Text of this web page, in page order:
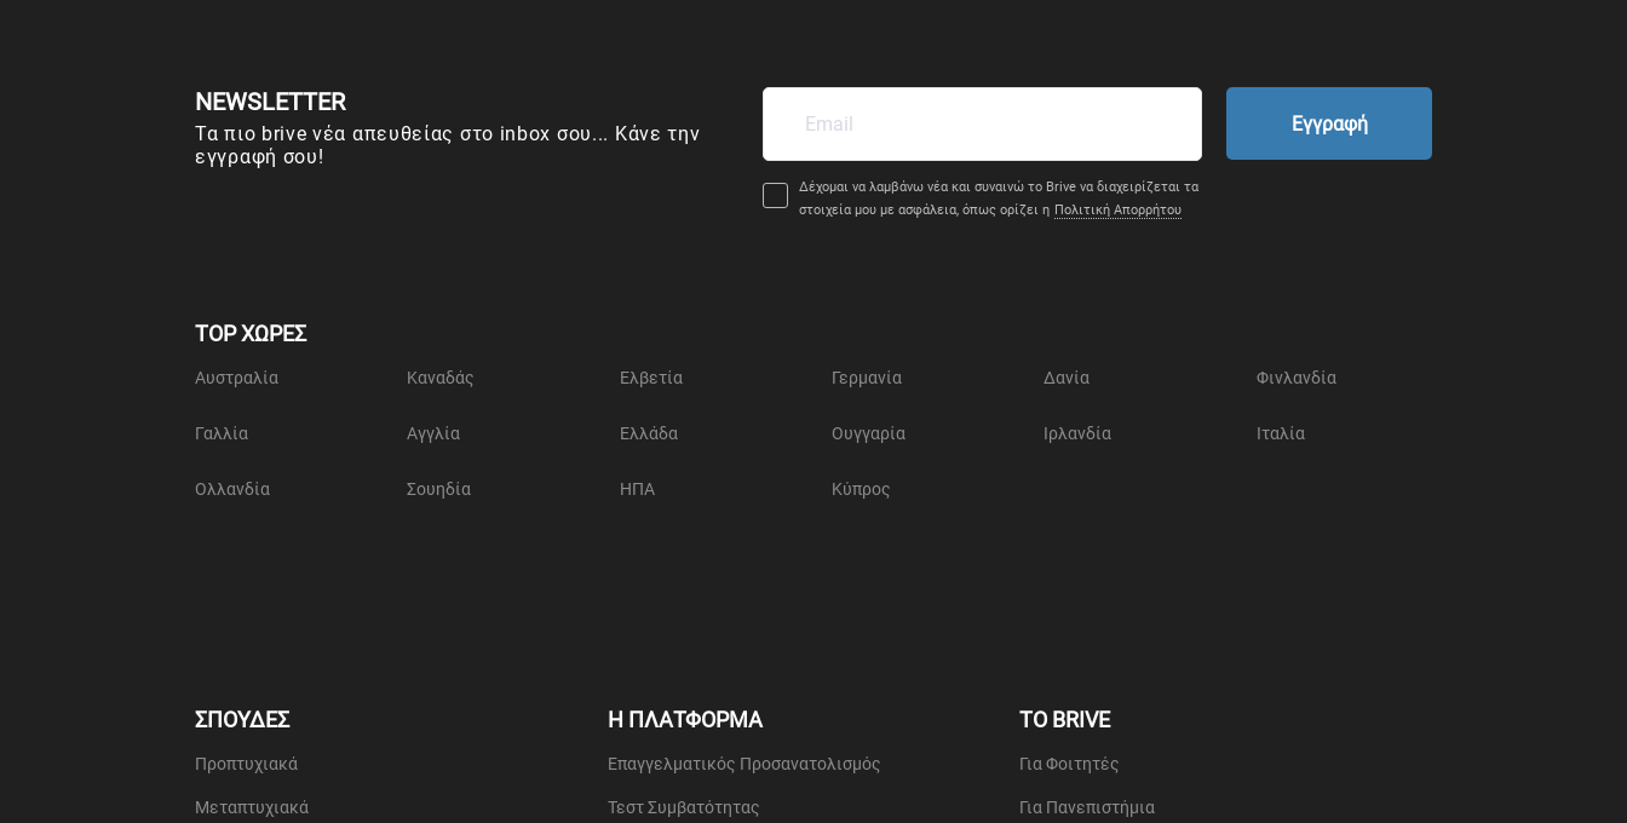
NEWSLETTER
Τα πιο brive νέα απευθείας στο inbox σου... Κάνε την
εγγραφή σου!
Δέχομαι να λαμβάνω νέα και συναινώ το Brive να διαχειρίζεται τα
στοιχεία μου με ασφάλεια, όπως ορίζει η Πολιτική Απορρήτου
Εγγραφή
TOP ΧΩΡΕΣ
Αυστραλία Καναδάς Ελβετία Γερμανία Δανία Φινλανδία
Γαλλία Αγγλία Ελλάδα Ουγγαρία Ιρλανδία Ιταλία
Ολλανδία Σουηδία ΗΠΑ Κύπρος
ΣΠΟΥΔΕΣ
Προπτυχιακά
Μεταπτυχιακά
Η ΠΛΑΤΦΟΡΜΑ
Επαγγελματικός Προσανατολισμός
Τεστ Συμβατότητας
ΤΟ BRIVE
Για Φοιτητές
Για Πανεπιστήμια